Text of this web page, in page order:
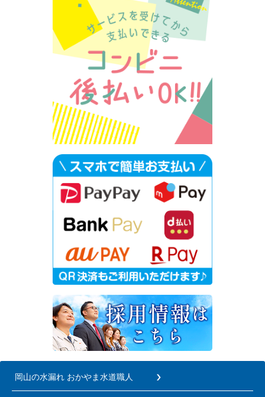
岡山の水漏れ おかやま水道職人